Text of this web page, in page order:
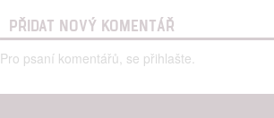
PŘIDAT NOVÝ KOMENTÁŘ
Pro psaní komentářů, se přihlašte.